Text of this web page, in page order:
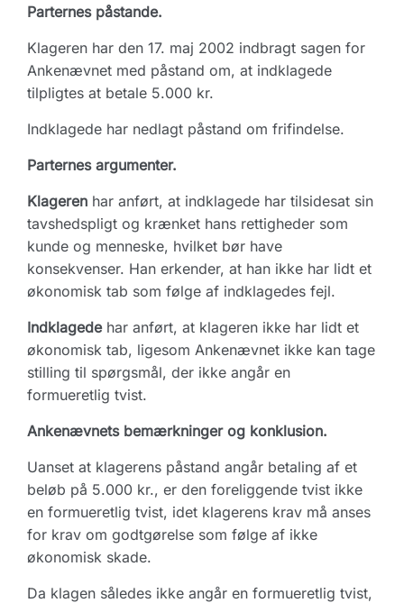
Parternes påstande.
Klageren har den 17. maj 2002 indbragt sagen for
Ankenævnet med påstand om, at indklagede
tilpligtes at betale 5.000 kr.
Indklagede har nedlagt påstand om frifindelse.
Parternes argumenter.
Klageren har anført, at indklagede har tilsidesat sin
tavshedspligt og krænket hans rettigheder som
kunde og menneske, hvilket bør have
konsekvenser. Han erkender, at han ikke har lidt et
økonomisk tab som følge af indklagedes fejl.
Indklagedehar anført, at klageren ikke har lidt et
økonomisk tab, ligesom Ankenævnet ikke kan tage
stilling til spørgsmål, der ikke angår en
formueretlig tvist.
Ankenævnets bemærkninger og konklusion.
Uanset at klagerens påstand angår betaling af et
beløb på 5.000 kr., er den foreliggende tvist ikke
en formueretlig tvist, idet klagerens krav må anses
for krav om godtgørelse som følge af ikke
økonomisk skade.
Da klagen således ikke angår en formueretlig tvist,